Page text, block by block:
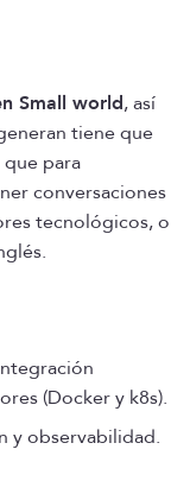
Small world, así
tiene que
para
conversaciones
tecnológicos, o
(Docker y k8s).
y observabilidad.